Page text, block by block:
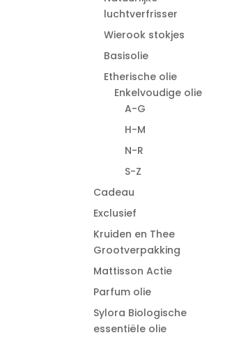
luchtverfrisser
Wierook stokjes
Basisolie
Etherische olie
Enkelvoudige olie
A-G
H-M
N-R
S-Z
Cadeau
Exclusief
Kruiden en Thee
Grootverpakking
Mattisson Actie
Parfum olie
Sylora Biologische
essentiële olie